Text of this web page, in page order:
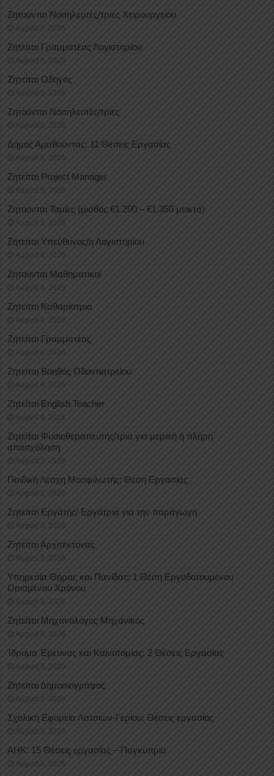
Ζητούνται Νοσηλευτές/τριες Χειρουργείου
August 5, 2026
Ζητείται Γραμματέας Λογιστηρίου
August 5, 2026
Ζητείται Οδηγός
August 5, 2026
Ζητούνται Νοσηλευτές/τριες
August 5, 2026
Δήμος Αμαθούντας: 11 Θέσεις Εργασίας
August 5, 2026
Ζητείται Project Manager
August 5, 2026
Ζητούνται Ταμίες (μισθός €1.200 – €1.350 μεικτά)
August 5, 2026
Ζητείται Υπεύθυνος/η Λογιστηρίου
August 4, 2026
Ζητούνται Μαθηματικοί
August 4, 2026
Ζητείται Καθαρίστρια
August 4, 2026
Ζητείται Γραμματέας
August 4, 2026
Ζητείται Βοηθός Οδοντιατρείου
August 4, 2026
Ζητείται English Teacher
August 4, 2026
Ζητείται Φυσιοθεραπευτής/τρια για μερική ή πλήρη
απασχόληση
August 3, 2026
Παιδική Λέσχη Μοσφιλωτής: Θέση Εργασίας
August 3, 2026
Ζητείται Εργάτης/ Εργάτρια για την παραγωγή
August 3, 2026
Ζητείται Αρχιτέκτονας
August 3, 2026
Υπηρεσία Θήρας και Πανίδας: 1 Θέση Eργοδοτουμένου
Oρισμένου Xρόνου
August 3, 2026
Ζητείται Μηχανολόγος Μηχανικός
August 3, 2026
Ίδρυμα Έρευνας και Καινοτομίας: 2 Θέσεις Εργασίας
August 3, 2026
Ζητείται Δημοσιογράφος
August 3, 2026
Σχολική Εφορεία Λατσιών-Γερίου: Θέσεις εργασίας
August 3, 2026
ΑΗΚ: 15 Θέσεις εργασίας – Παγκύπρια
August 3, 2026